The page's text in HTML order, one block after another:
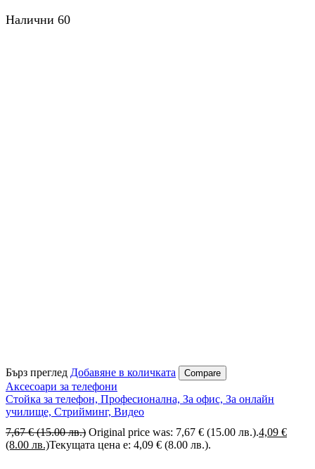
Налични 60
Бърз преглед Добавяне в количката Compare
Аксесоари за телефони
Стойка за телефон, Професионална, За офис, За онлайн
училище, Стрийминг, Видео
7,67€ (15.00 лв.) Original price was: 7,67 € (15.00 лв.).4,09 €
(8.00 лв.)Текущата цена е: 4,09 € (8.00 лв.).